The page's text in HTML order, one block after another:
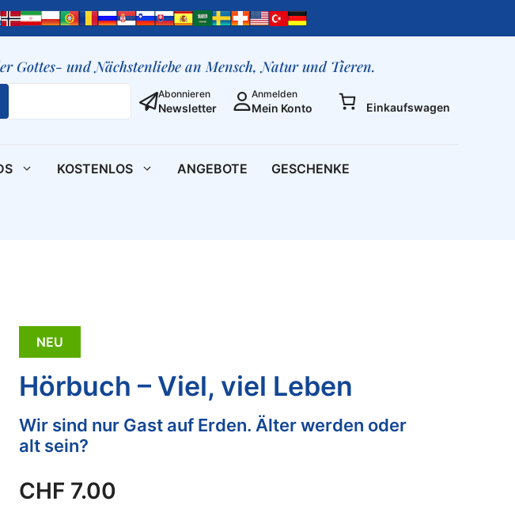
Gottes- und Nächstenliebe an Mensch, Natur und Tieren.
Abonnieren
Newsletter
Anmelden
Mein Konto Einkaufswagen
KOSTENLOS ANGEBOTE GESCHENKE
NEU
Hörbuch – Viel, viel Leben
Wir sind nur Gast auf Erden. Älter werden oder
alt sein?
CHF 7.00
Viel,
viel
[Digital]